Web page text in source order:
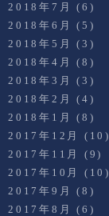
2018年7月
(6)
2018年6月
(5)
2018年5月
(3)
2018年4月
(8)
2018年3月
(3)
2018年2月
(4)
2018年1月
(8)
2017年12月
(10)
2017年11月
(9)
2017年10月
(10)
2017年9月
(8)
2017年8月
(6)